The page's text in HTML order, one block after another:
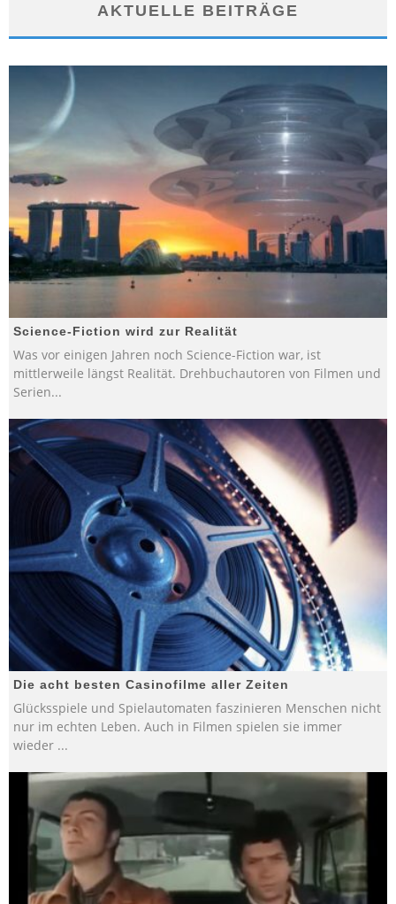
AKTUELLE BEITRÄGE
Science-Fiction wird zur Realität
Was vor einigen Jahren noch Science-Fiction war, ist
mittlerweile längst Realität. Drehbuchautoren von Filmen und
Serien...
Die acht besten Casinofilme aller Zeiten
Glücksspiele und Spielautomaten faszinieren Menschen nicht
nur im echten Leben. Auch in Filmen spielen sie immer
wieder ...